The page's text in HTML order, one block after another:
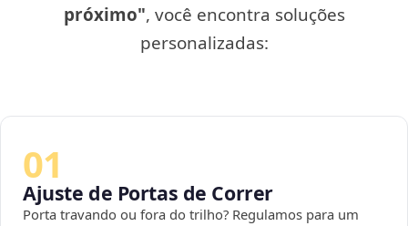
próximo", você encontra soluções
personalizadas:
01
Ajuste de Portas de Correr
Porta travando ou fora do trilho? Regulamos para um